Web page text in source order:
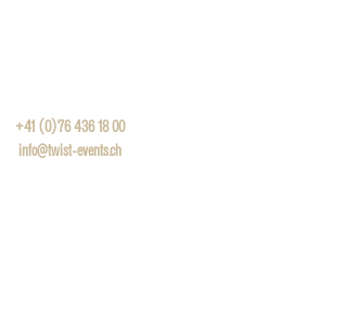
+41 (0)76 436 18 00
info@twist-events.ch